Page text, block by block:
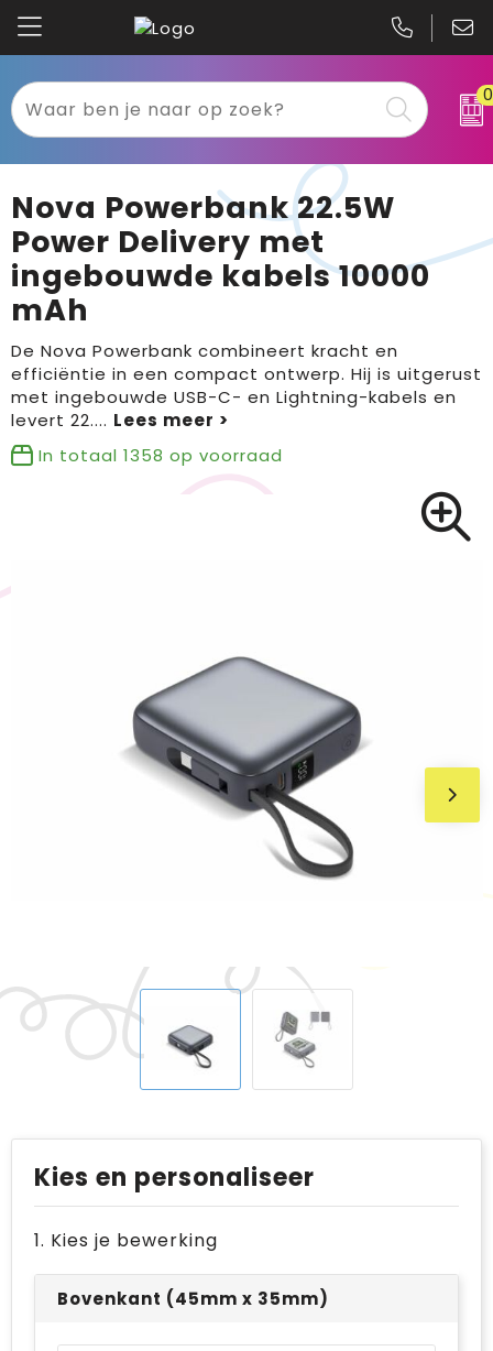
0
Textiel
Werkkleding
Sport
Bloemen, planten en bomen
Pasen
Kariban
B&C
Gildan
Printer
Projob
Nova Powerbank 22.5W
Power Delivery met
ingebouwde kabels 10000
mAh
De Nova Powerbank combineert kracht en
efficiëntie in een compact ontwerp. Hij is uitgerust
met ingebouwde USB-C- en Lightning-kabels en
levert 22....
In totaal 1358 op voorraad
Kies en personaliseer
1. Kies je bewerking
Bovenkant (45mm x 35mm)